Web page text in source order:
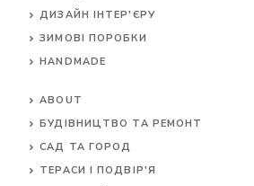
ДИЗАЙН ІНТЕР'ЄРУ
ЗИМОВІ ПОРОБКИ
HANDMADE
ABOUT
БУДІВНИЦТВО ТА РЕМОНТ
САД ТА ГОРОД
ТЕРАСИ І ПОДВІР'Я